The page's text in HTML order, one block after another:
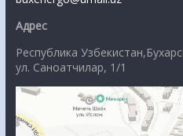
Адрес
Республика
ул. Саноатчилар, 1/1